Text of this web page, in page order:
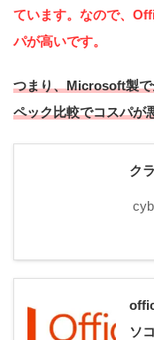
ています。なので、
パが高いです。
つまり、Microsoft製
ペック比較でコスパが
ク
ソ